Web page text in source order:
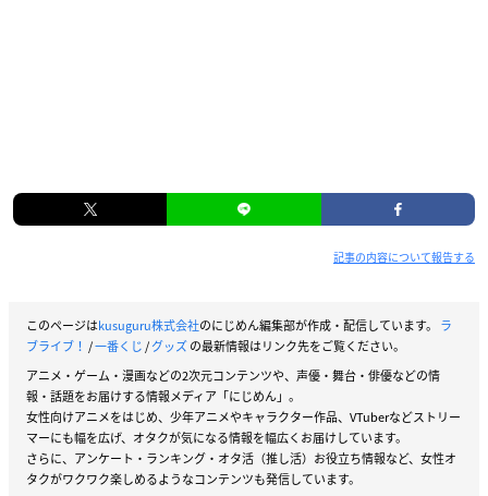
記事の内容について報告する
このページはkusuguru株式会社のにじめん編集部が作成・配信しています。 ラ
ブライブ！ /一番くじ/グッズの最新情報はリンク先をご覧ください。
アニメ・ゲーム・漫画などの2次元コンテンツや、声優・舞台・俳優などの情
報・話題をお届けする情報メディア「にじめん」。
女性向けアニメをはじめ、少年アニメやキャラクター作品、VTuberなどストリー
マーにも幅を広げ、オタクが気になる情報を幅広くお届けしています。
さらに、アンケート・ランキング・オタ活（推し活）お役立ち情報など、女性オ
タクがワクワク楽しめるようなコンテンツも発信しています。